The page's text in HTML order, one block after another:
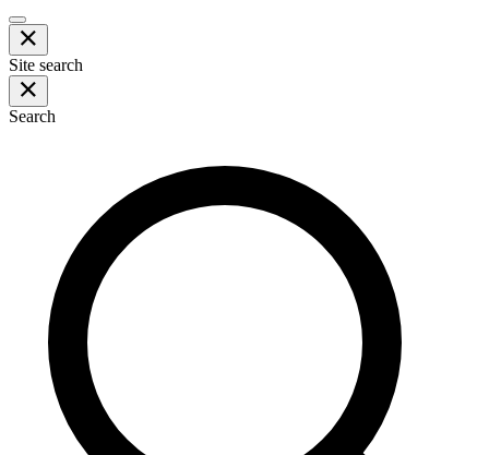
Site search
Search